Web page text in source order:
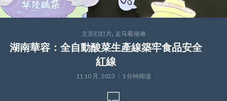
主页幻灯片, 走马看湖湘
湖南華容：全自動酸菜生產線築牢食品安全
紅線
11 10 月, 2023 1 分钟阅读